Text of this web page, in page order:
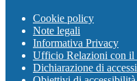
Cookie policy
Note legali
Informativa Privacy
Ufficio Relazioni con il
Dichiarazione di